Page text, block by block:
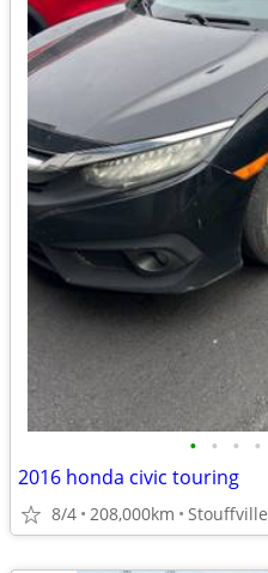
• • • •
2016 honda civic touring
8/4 208,000km Stouffville